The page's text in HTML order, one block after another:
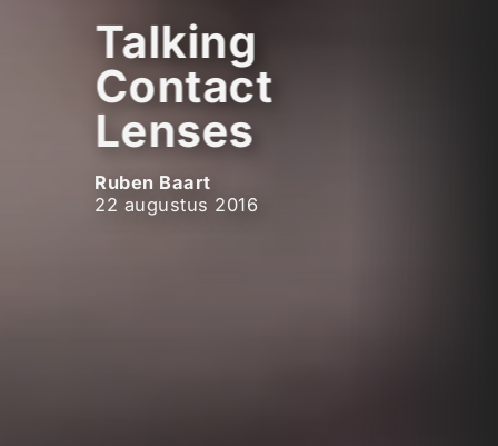
Talking
Contact
Lenses
Ruben Baart
22 augustus 2016